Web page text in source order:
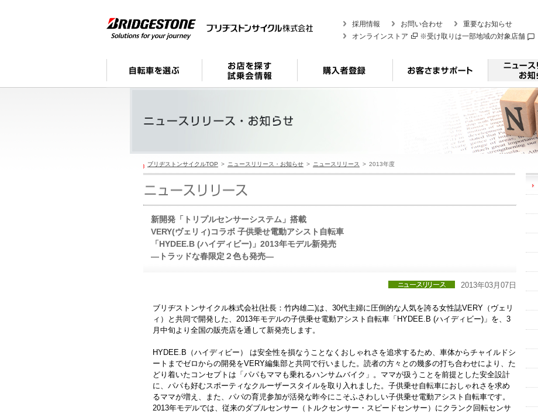
採用情報 お問い合わせ
重要なお知らせ
オンラインストア
※受け取りは一部地域の対象店舗
ブリヂストンサイクルTOP ニュースリリース・お知らせ ニュースリリース 2013年度
新開発「トリプルセンサーシステム」搭載
VERY(ヴェリィ)コラボ 子供乗せ電動アシスト自転車
「HYDEE.B (ハイディビー)」2013年モデル新発売
―トラッドな春限定２色も発売―
2013年03月07日
ブリヂストンサイクル株式会社(社長：竹内雄二)は、30代主婦に圧倒的な人気を誇る女性誌VERY（ヴェリ
ィ）と共同で開発した、2013年モデルの子供乗せ電動アシスト自転車「HYDEE.B (ハイディビー)」を、3
月中旬より全国の販売店を通して新発売します。
HYDEE.B（ハイディビー） は安全性を損なうことなくおしゃれさを追求するため、車体からチャイルドシ
ートまでゼロからの開発をVERY編集部と共同で行いました。読者の方々との幾多の打ち合わせにより、た
どり着いたコンセプトは「パパもママも乗れるハンサムバイク」。ママが扱うことを前提とした安全設計
に、パパも好むスポーティなクルーザースタイルを取り入れました。子供乗せ自転車におしゃれさを求め
るママが増え、また、パパの育児参加が活発な昨今にこそふさわしい子供乗せ電動アシスト自転車です。
2013年モデルでは、従来のダブルセンサー（トルクセンサー・スピードセンサー）にクランク回転センサ